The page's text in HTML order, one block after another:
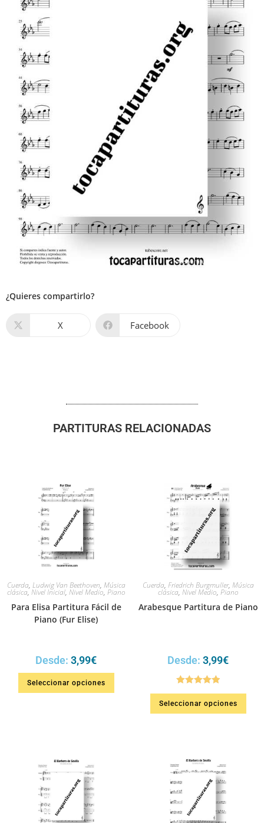
¿Quieres compartirlo?
X Facebook
PARTITURAS RELACIONADAS
Cuerda, Ludwig Van Beethoven, Música
clásica,Nivel Inicial, Nivel Medio, Piano
Para Elisa Partitura Fácil de
Piano (Fur Elise)
Desde: 3,99€
Seleccionar opciones
Cuerda, Friedrich Burgmuller, Música
clásica, Nivel Medio, Piano
Arabesque Partitura de Piano
Desde: 3,99€
Valorado en
5.00de 5
Seleccionar opciones